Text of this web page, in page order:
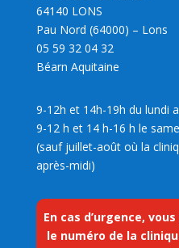
64140 LONS
Pau Nord (64000) – Lons
05 59 32 04 32
Béarn Aquitaine
9-12h et 14h-19h du lundi
9-12 h et 14 h-16 h le
(sauf juillet-août où la
après-midi)
En cas d’urgence,
le numéro de la